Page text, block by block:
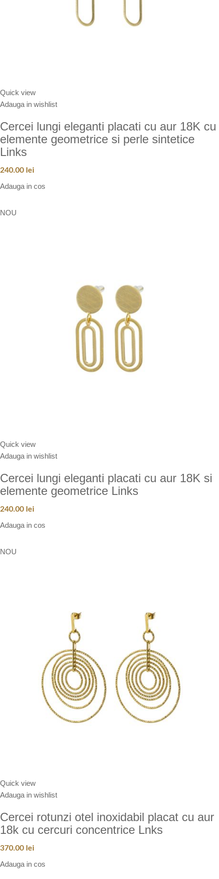
Quick view
Adauga in wishlist
Cercei lungi eleganti placati cu aur 18K cu
elemente geometrice si perle sintetice
Links
240.00 lei
Adauga in cos
NOU
Quick view
Adauga in wishlist
Cercei lungi eleganti placati cu aur 18K si
elemente geometrice Links
240.00 lei
Adauga in cos
NOU
Quick view
Adauga in wishlist
Cercei rotunzi otel inoxidabil placat cu aur
18k cu cercuri concentrice Lnks
370.00 lei
Adauga in cos